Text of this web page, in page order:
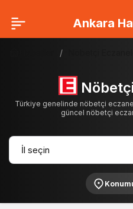
Ankara
Türkiye genelinde nöbetçi
güncel nöbetçi